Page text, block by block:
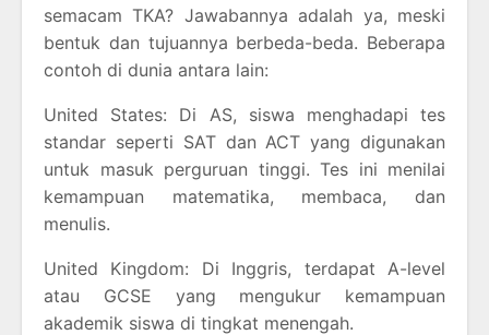
semacam TKA? Jawabannya adalah ya, meski
bentuk dan tujuannya berbeda-beda. Beberapa
contoh di dunia antara lain:
United States: Di AS, siswa menghadapi tes
standar seperti SAT dan ACT yang digunakan
untuk masuk perguruan tinggi. Tes ini menilai
kemampuan matematika, membaca, dan
menulis.
United Kingdom: Di Inggris, terdapat A-level
atau GCSE yang mengukur kemampuan
akademik siswa di tingkat menengah.